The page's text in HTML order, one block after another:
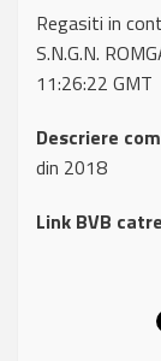
Regasiti in
S.N.G.N.
11:26:22 GMT
Descriere
din 2018
Link BVB